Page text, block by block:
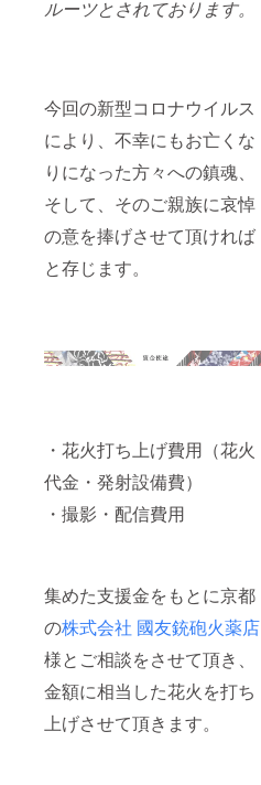
ルーツとされております。
今回の新型コロナウイルス
により、不幸にもお亡くな
りになった方々への鎮魂、
そして、そのご親族に哀悼
の意を捧げさせて頂ければ
と存じます。
・花火打ち上げ費用（花火
代金・発射設備費）
・撮影・配信費用
集めた支援金をもとに京都
の株式会社 國友銃砲火薬店
様とご相談をさせて頂き、
金額に相当した花火を打ち
上げさせて頂きます。